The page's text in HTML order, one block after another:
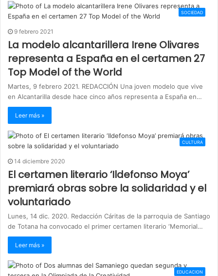
SOCIEDAD
9 febrero 2021
La modelo alcantarillera Irene Olivares
representa a España en el certamen 27
Top Model of the World
Martes, 9 febrero 2021. REDACCIÓN Una joven modelo que vive
en Alcantarilla desde hace cinco años representa a España en…
Leer más »
CULTURA
14 diciembre 2020
El certamen literario ‘Ildefonso Moya’
premiará obras sobre la solidaridad y el
voluntariado
Lunes, 14 dic. 2020. Redacción Cáritas de la parroquia de Santiago
de Totana ha convocado el primer certamen literario ‘Memorial…
Leer más »
EDUCACION